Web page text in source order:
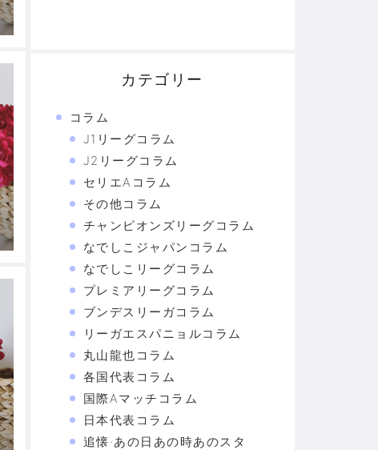
カテゴリー
コラム
J1リーグコラム
J2リーグコラム
セリエAコラム
その他コラム
チャンピオンズリーグコラム
なでしこジャパンコラム
なでしこリーグコラム
プレミアリーグコラム
ブンデスリーガコラム
リーガエスパニョルコラム
丸山龍也コラム
各国代表コラム
国際Aマッチコラム
日本代表コラム
追懐·あの日あの時あのスタ